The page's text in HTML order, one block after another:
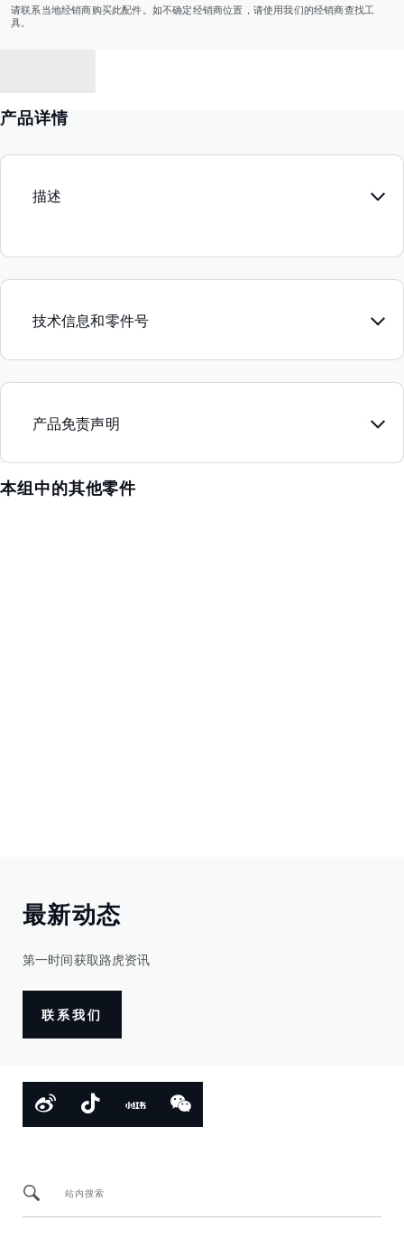
请联系当地经销商购买此配件。如不确定经销商位置，请使用我们的经销商查找工
具。
产品详情
描述
技术信息和零件号
产品免责声明
本组中的其他零件
最新动态
第一时间获取路虎资讯
联系我们
站内搜索